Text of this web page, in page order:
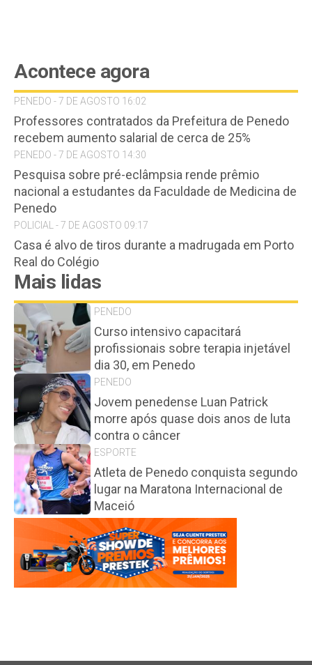
Acontece agora
PENEDO - 7 DE AGOSTO 16:02
Professores contratados da Prefeitura de Penedo
recebem aumento salarial de cerca de 25%
PENEDO - 7 DE AGOSTO 14:30
Pesquisa sobre pré-eclâmpsia rende prêmio
nacional a estudantes da Faculdade de Medicina de
Penedo
POLICIAL - 7 DE AGOSTO 09:17
Casa é alvo de tiros durante a madrugada em Porto
Real do Colégio
Mais lidas
PENEDO
Curso intensivo capacitará
profissionais sobre terapia injetável
dia 30, em Penedo
PENEDO
Jovem penedense Luan Patrick
morre após quase dois anos de luta
contra o câncer
ESPORTE
Atleta de Penedo conquista segundo
lugar na Maratona Internacional de
Maceió